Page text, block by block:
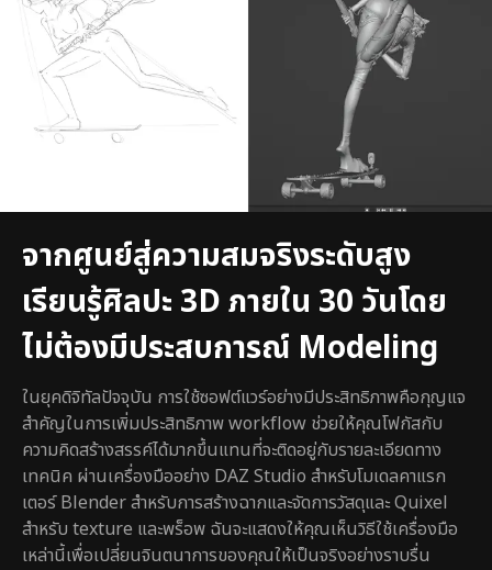
จากศูนย์สู่ความสมจริงระดับสูง
เรียนรู้ศิลปะ 3D ภายใน 30 วันโดย
ไม่ต้องมีประสบการณ์ Modeling
ในยุคดิจิทัลปัจจุบัน การใช้ซอฟต์แวร์อย่างมีประสิทธิภาพคือกุญแจ
สำคัญในการเพิ่มประสิทธิภาพ workflow ช่วยให้คุณโฟกัสกับ
ความคิดสร้างสรรค์ได้มากขึ้นแทนที่จะติดอยู่กับรายละเอียดทาง
เทคนิค ผ่านเครื่องมืออย่าง DAZ Studio สำหรับโมเดลคาแรก
เตอร์ Blender สำหรับการสร้างฉากและจัดการวัสดุและ Quixel
สำหรับ texture และพร็อพ ฉันจะแสดงให้คุณเห็นวิธีใช้เครื่องมือ
เหล่านี้เพื่อเปลี่ยนจินตนาการของคุณให้เป็นจริงอย่างราบรื่น